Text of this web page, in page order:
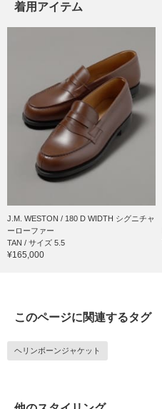
着用アイテム
J.M. WESTON / 180 D WIDTH シグニチャ
ーローファー
TAN / サイズ 5.5
¥165,000
このページに関連するタグ
ヘリンボーンジャケット